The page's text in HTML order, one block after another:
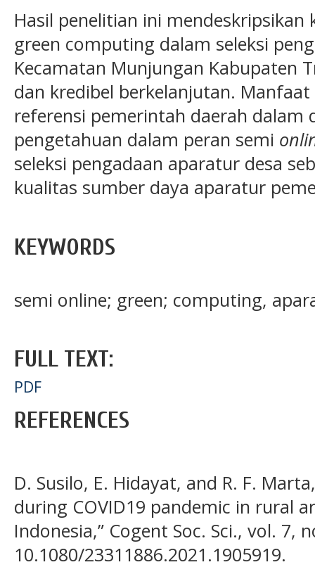
Hasil penelitian ini mendeskripsikan
green computing dalam seleksi
Kecamatan Munjungan Kabupaten
dan kredibel berkelanjutan.
referensi pemerintah daerah dalam
pengetahuan dalam peran semi
seleksi pengadaan aparatur desa
kualitas sumber daya aparatur
KEYWORDS
semi online; green; computing,
FULL TEXT:
PDF
REFERENCES
D. Susilo, E. Hidayat, and R. F.
during COVID19 pandemic in rural
Indonesia,” Cogent Soc. Sci., vol. 7,
10.1080/23311886.2021.1905919.